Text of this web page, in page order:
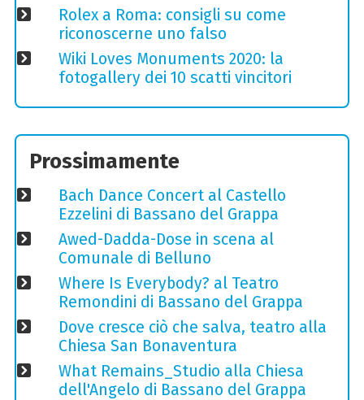
Rolex a Roma: consigli su come
riconoscerne uno falso
Wiki Loves Monuments 2020: la
fotogallery dei 10 scatti vincitori
Prossimamente
Bach Dance Concert al Castello
Ezzelini di Bassano del Grappa
Awed-Dadda-Dose in scena al
Comunale di Belluno
Where Is Everybody? al Teatro
Remondini di Bassano del Grappa
Dove cresce ciò che salva, teatro alla
Chiesa San Bonaventura
What Remains_Studio alla Chiesa
dell'Angelo di Bassano del Grappa